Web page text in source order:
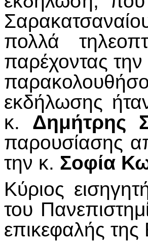
πολλά
παρέχοντας
εκδήλωσης
κ. Δημήτρης
παρουσίασης
την κ. Σοφία
Κύριος
του
επικεφαλής